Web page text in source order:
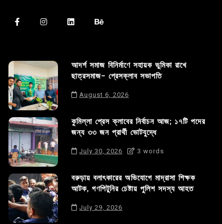
আদর্শ সমাজ বিনির্মাণে সহায়ক ভুমিকা রাখে
ছাত্রসমাজ- প্রেসক্লাব সভাপতি
August 6, 2026
কুমিল্লা প্রেস ক্লাবের নির্বাচন আজ; ১৭টি পদের
জন্য ৩৩ জন প্রার্থী ভোটযুদ্ধে
July 30, 2026 3 words
বরুড়ায় বলাৎকারের অভিযোগে মাদ্রাসা শিক্ষক
আটক, গণপিটুনির চেষ্টায় পুলিশ সদস্য আহত
July 29, 2026